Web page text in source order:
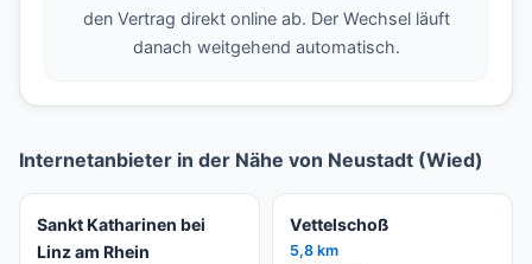
den Vertrag direkt online ab. Der Wechsel läuft
danach weitgehend automatisch.
Internetanbieter in der Nähe von Neustadt (Wied)
Sankt Katharinen bei
Linz am Rhein
Vettelschoß
5,8 km